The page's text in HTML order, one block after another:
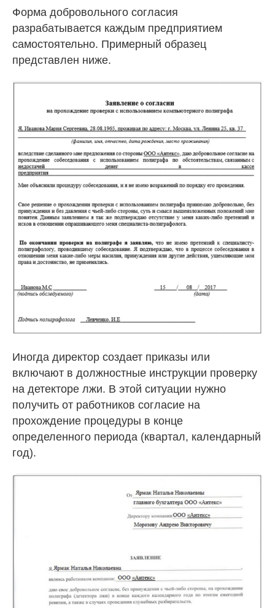
Форма добровольного согласия
разрабатывается каждым предприятием
самостоятельно. Примерный образец
представлен ниже.
Иногда директор создает приказы или
включают в должностные инструкции проверку
на детекторе лжи. В этой ситуации нужно
получить от работников согласие на
прохождение процедуры в конце
определенного периода (квартал, календарный
год).